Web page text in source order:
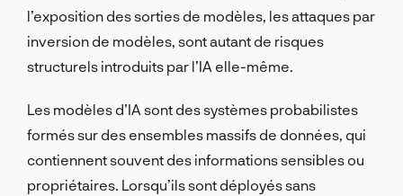
l’exposition des sorties de modèles, les attaques par
inversion de modèles, sont autant de risques
structurels introduits par l’IA elle-même.
Les modèles d’IA sont des systèmes probabilistes
formés sur des ensembles massifs de données, qui
contiennent souvent des informations sensibles ou
propriétaires. Lorsqu’ils sont déployés sans